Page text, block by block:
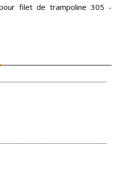
filet de trampoline 305 -